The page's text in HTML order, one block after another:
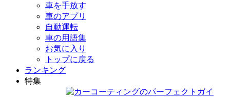
車を手放す
車のアプリ
自動運転
車の用語集
お気に入り
トップに戻る
ランキング
特集